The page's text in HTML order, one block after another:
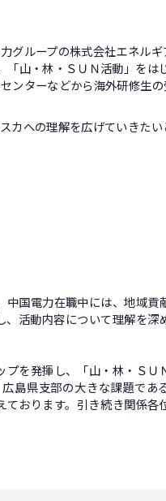
グループの株式会社エネルギ
「山・林・ＳＵＮ活動」をは
ンターなどから海外研修生
カへの理解を広げていきたい
国電力在職中には、地域貢
活動内容について理解を深
を発揮し、「山・林・ＳＵ
島県支部の大きな課題であ
おります。引き続き関係各